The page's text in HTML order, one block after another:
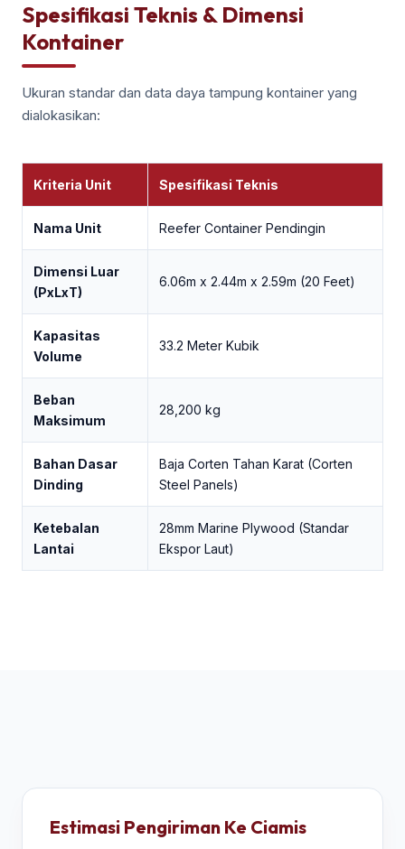
Spesifikasi Teknis & Dimensi
Kontainer
Ukuran standar dan data daya tampung kontainer yang
dialokasikan:
Kriteria Unit Spesifikasi Teknis
Nama Unit Reefer Container Pendingin
Dimensi Luar
(PxLxT)
6.06m x 2.44m x 2.59m (20 Feet)
Kapasitas
Volume
33.2 Meter Kubik
Beban
Maksimum
28,200 kg
Bahan Dasar
Dinding
Baja Corten Tahan Karat (Corten
Steel Panels)
Ketebalan
Lantai
28mm Marine Plywood (Standar
Ekspor Laut)
Estimasi Pengiriman Ke Ciamis